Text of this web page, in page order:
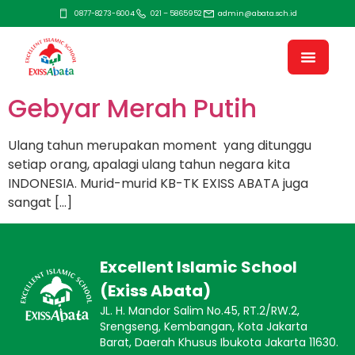
0877-8273-6004 021 – 5865952 admin@abata.sch.id
Gebyar Merah Putih
Ulang tahun merupakan moment yang ditunggu
setiap orang, apalagi ulang tahun negara kita
INDONESIA. Murid-murid KB-TK EXISS ABATA juga
sangat […]
Excellent Islamic School
(Exiss Abata)
JL. H. Mandor Salim No.45, RT.2/RW.2,
Srengseng, Kembangan, Kota Jakarta
Barat, Daerah Khusus Ibukota Jakarta 11630.